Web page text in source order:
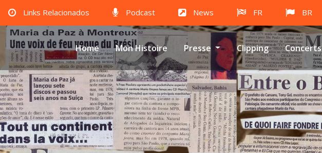
Links Relacionados Podcast News FR BR
Home Mon Histoire Presse Clipping Concerts